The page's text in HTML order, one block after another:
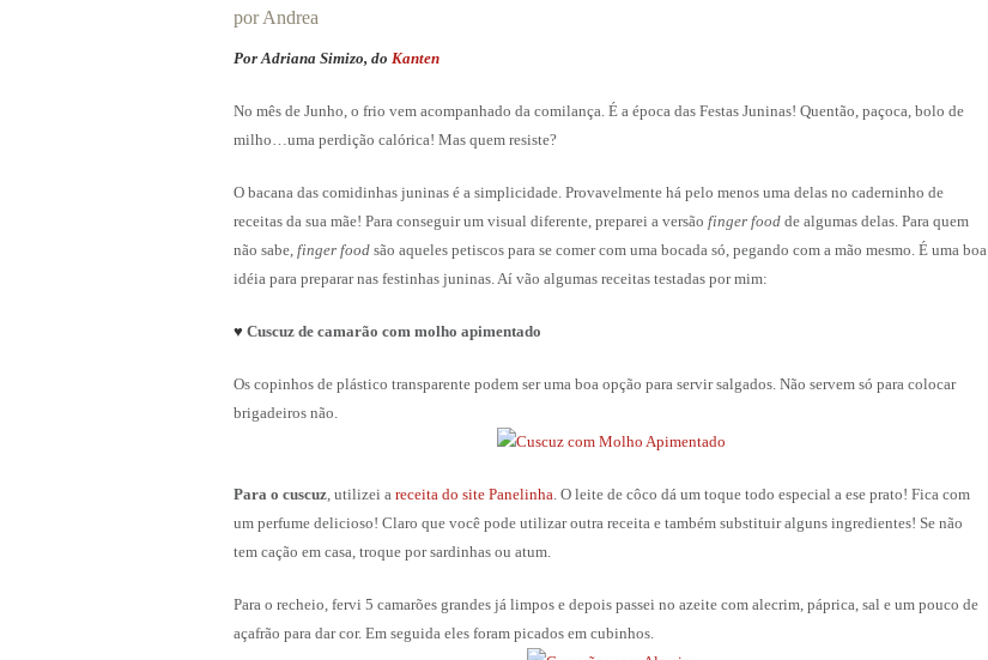
por Andrea
Por Adriana Simizo, do Kanten
No mês de Junho, o frio vem acompanhado da comilança. É a época das Festas Juninas! Quentão, paçoca, bolo de
milho…uma perdição calórica! Mas quem resiste?
O bacana das comidinhas juninas é a simplicidade. Provavelmente há pelo menos uma delas no caderninho de
receitas da sua mãe! Para conseguir um visual diferente, preparei a versão finger food de algumas delas. Para quem
não sabe, finger food são aqueles petiscos para se comer com uma bocada só, pegando com a mão mesmo. É uma boa
idéia para preparar nas festinhas juninas. Aí vão algumas receitas testadas por mim:
♥ Cuscuz de camarão com molho apimentado
Os copinhos de plástico transparente podem ser uma boa opção para servir salgados. Não servem só para colocar
brigadeiros não.
Para o cuscuz, utilizei a receita do site Panelinha. O leite de côco dá um toque todo especial a ese prato! Fica com
um perfume delicioso! Claro que você pode utilizar outra receita e também substituir alguns ingredientes! Se não
tem cação em casa, troque por sardinhas ou atum.
Para o recheio, fervi 5 camarões grandes já limpos e depois passei no azeite com alecrim, páprica, sal e um pouco de
açafrão para dar cor. Em seguida eles foram picados em cubinhos.